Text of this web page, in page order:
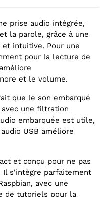
prise audio intégrée,
la parole, grâce à une
intuitive. Pour une
pour la lecture de
et le volume.
que le son embarqué
une filtration
embarquée est utile,
USB améliore
et conçu pour ne pas
Il s'intègre parfaitement
avec une
de tutoriels pour la